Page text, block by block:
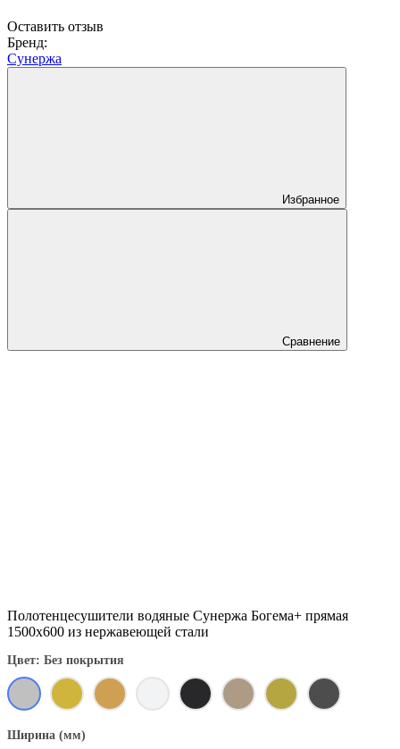
Оставить отзыв
Бренд:
Сунержа
Избранное
Сравнение
Полотенцесушители водяные Сунержа Богема+ прямая
1500x600 из нержавеющей стали
Цвет: Без покрытия
Ширина (мм)